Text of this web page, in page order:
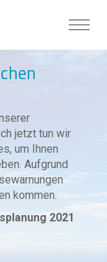
jetzt tun wir
um Ihnen
Aufgrund
kommen.
2021